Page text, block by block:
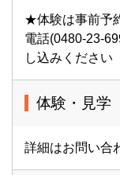
★体験は事前予
電話(0480-23-
し込みください
体験・見学
詳細はお問い合